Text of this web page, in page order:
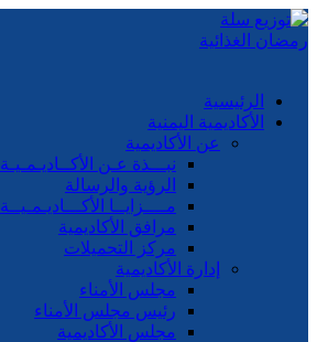
الرئيسية
الأكاديمية اليمنية
عن الأكاديمية
نبـــذة عـن الأكــاديـمـيـة
الرؤية والرسالة
مــــزايــا الأكـــاديـمـيــة
مرافق الأكاديمية
مركز التحميلات
إدارة الأكاديمية
مجلس الأمناء
رئيس مجلس الأمناء
مجلس الأكاديمية